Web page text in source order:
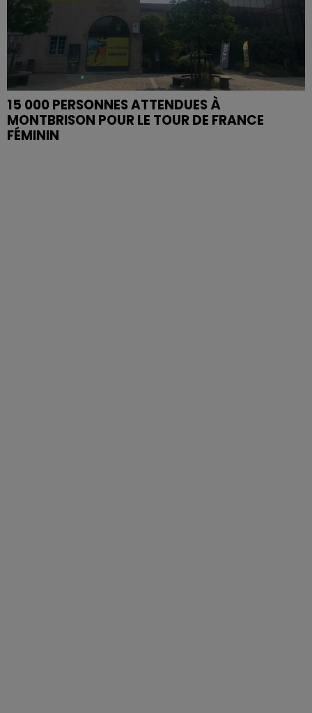
15 000 PERSONNES ATTENDUES À
MONTBRISON POUR LE TOUR DE FRANCE
FÉMININ